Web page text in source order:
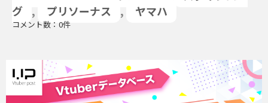
グ
, プリソーナス , ヤマハ
コメント数：0件